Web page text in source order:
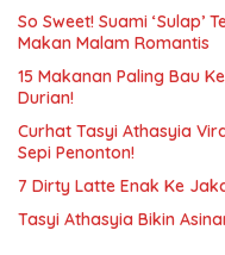
So Sweet! Suami ‘Sulap’
Makan Malam Romantis
15 Makanan Paling Bau
Durian!
Curhat Tasyi Athasyia
Sepi Penonton!
7 Dirty Latte Enak Ke
Tasyi Athasyia Bikin